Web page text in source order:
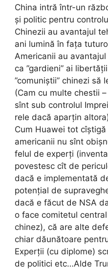
China intră într-un
și politic pentru
Chinezii au avantajul
ani lumină în fața
Americanii au avantajul
ca ”gardieni” ai
”comuniștii” chinezi să
(Cam cu multe chestii
sînt sub controlul
rele dacă aparțin
Cum Huawei tot
americanii nu sînt
felul de experți
povestesc cît de
dacă e implementată
potențial de
dacă e făcut de NSA
o face comitetul
chinez), că are alte
chiar dăunătoare
Experții (cu diplome)
de politici etc…Alde